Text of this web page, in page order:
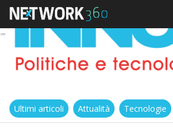
Ultimi articoli Attualità Tecnologie